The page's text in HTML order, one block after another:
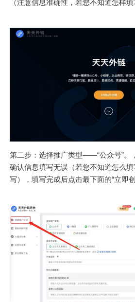
（注意信息准确性，若您不知道怎样
第二步：选择推广类型——“公众号”。
确认信息填写无误（若您不知道怎么
写），填写完成后点击最下面的“立即